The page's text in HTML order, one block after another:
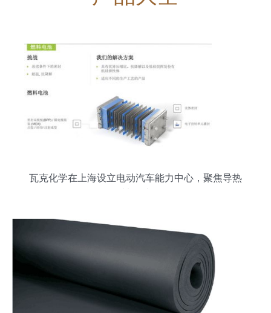
瓦克化学在上海设立电动汽车能力中心，聚焦导热